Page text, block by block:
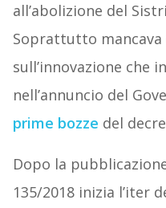
all’abolizione del
Soprattutto
sull’innovazione che
nell’annuncio del
prime bozze del
Dopo la
135/2018 inizia l’iter